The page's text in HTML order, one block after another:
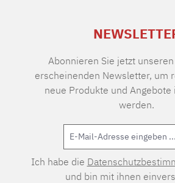
Abonnieren Sie jetzt
erscheinenden Newsletter, um
neue Produkte und
werden.
Ich habe die
und bin mit ihnen